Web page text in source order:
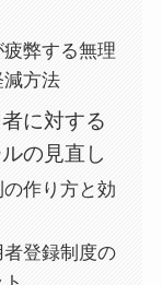
弊する無理
方法
に対する
の見直し
作り方と効
登録制度の